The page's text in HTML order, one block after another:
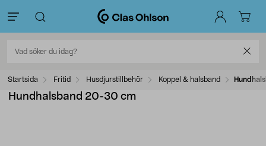
Startsida Fritid Husdjurstillbehör Koppel & halsband
Hundhalsband 20-30 cm